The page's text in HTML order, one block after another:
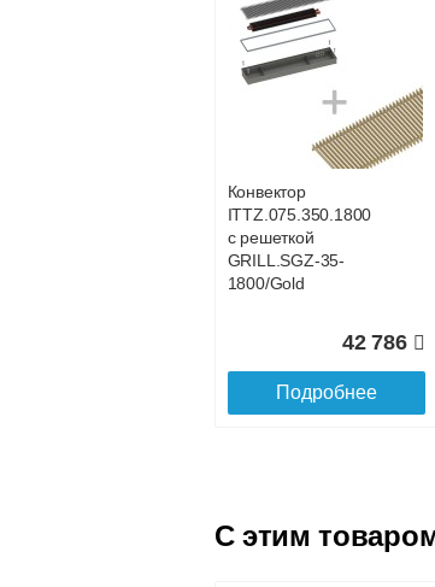
Конвектор
ITT.080.200.800 с
GRILL.SGA-20-800
21 017
Подробнее
Конвектор
ITTZ.075.350.1800
с решеткой
GRILL.SGZ-35-
1800/Gold
42 786
Подробнее
C этим